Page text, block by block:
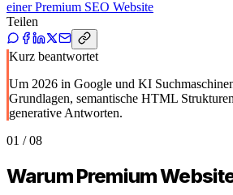
einer Premium SEO Website
Teilen
Kurz beantwortet
Um 2026 in Google und KI
Grundlagen, semantische HTML
generative Antworten.
01 /08
Warum Premium